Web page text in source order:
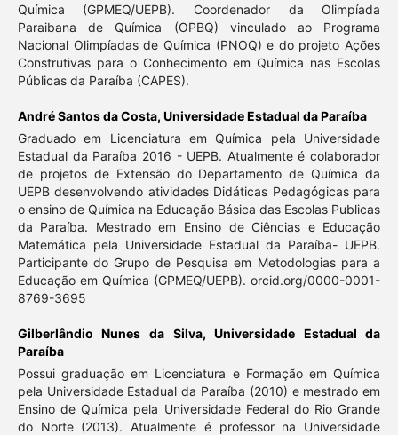
Química (GPMEQ/UEPB). Coordenador da Olimpíada
Paraibana de Química (OPBQ) vinculado ao Programa
Nacional Olimpíadas de Química (PNOQ) e do projeto Ações
Construtivas para o Conhecimento em Química nas Escolas
Públicas da Paraíba (CAPES).
André Santos da Costa, Universidade Estadual da Paraíba
Graduado em Licenciatura em Química pela Universidade
Estadual da Paraíba 2016 - UEPB. Atualmente é colaborador
de projetos de Extensão do Departamento de Química da
UEPB desenvolvendo atividades Didáticas Pedagógicas para
o ensino de Química na Educação Básica das Escolas Publicas
da Paraíba. Mestrado em Ensino de Ciências e Educação
Matemática pela Universidade Estadual da Paraíba- UEPB.
Participante do Grupo de Pesquisa em Metodologias para a
Educação em Química (GPMEQ/UEPB). orcid.org/0000-0001-
8769-3695
Gilberlândio Nunes da Silva,Universidade Estadual da
Paraíba
Possui graduação em Licenciatura e Formação em Química
pela Universidade Estadual da Paraíba (2010) e mestrado em
Ensino de Química pela Universidade Federal do Rio Grande
do Norte (2013). Atualmente é professor na Universidade